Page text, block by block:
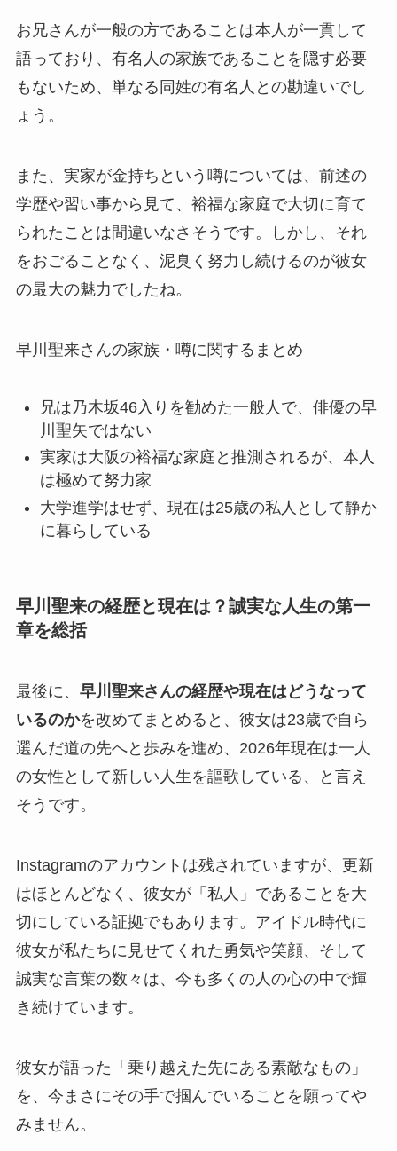
お兄さんが一般の方であることは本人が一貫して
語っており、有名人の家族であることを隠す必要
もないため、単なる同姓の有名人との勘違いでし
ょう。
また、実家が金持ちという噂については、前述の
学歴や習い事から見て、裕福な家庭で大切に育て
られたことは間違いなさそうです。しかし、それ
をおごることなく、泥臭く努力し続けるのが彼女
の最大の魅力でしたね。
早川聖来さんの家族・噂に関するまとめ
兄は乃木坂46入りを勧めた一般人で、俳優の早
川聖矢ではない
実家は大阪の裕福な家庭と推測されるが、本人
は極めて努力家
大学進学はせず、現在は25歳の私人として静か
に暮らしている
早川聖来の経歴と現在は？誠実な人生の第一
章を総括
最後に、 早川聖来さんの経歴や現在はどうなって
いるのかを改めてまとめると、彼女は23歳で自ら
選んだ道の先へと歩みを進め、2026年現在は一人
の女性として新しい人生を謳歌している、と言え
そうです。
Instagramのアカウントは残されていますが、更新
はほとんどなく、彼女が「私人」であることを大
切にしている証拠でもあります。アイドル時代に
彼女が私たちに見せてくれた勇気や笑顔、そして
誠実な言葉の数々は、今も多くの人の心の中で輝
き続けています。
彼女が語った「乗り越えた先にある素敵なもの」
を、今まさにその手で掴んでいることを願ってや
みません。